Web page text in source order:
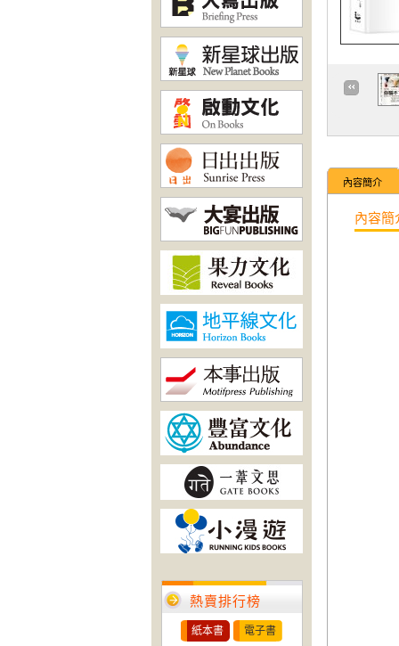
熱賣排行榜
紙本書 電子書
內容簡介
內容簡